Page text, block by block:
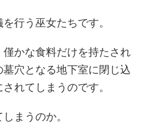
行う巫女たちです。
かな食料だけを持たされ
穴となる地下室に閉じ込
れてしまうのです。
まうのか。